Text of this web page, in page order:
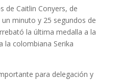
de Caitlin Conyers, de
minuto y 25 segundos de
la última medalla a la
la colombiana Serika
para delegación y